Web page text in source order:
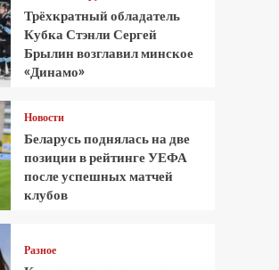
Трёхкратный обладатель
Кубка Стэнли Сергей
Брылин возглавил минское
«Динамо»
Новости
Беларусь поднялась на две
позиции в рейтинге УЕФА
после успешных матчей
клубов
Разное